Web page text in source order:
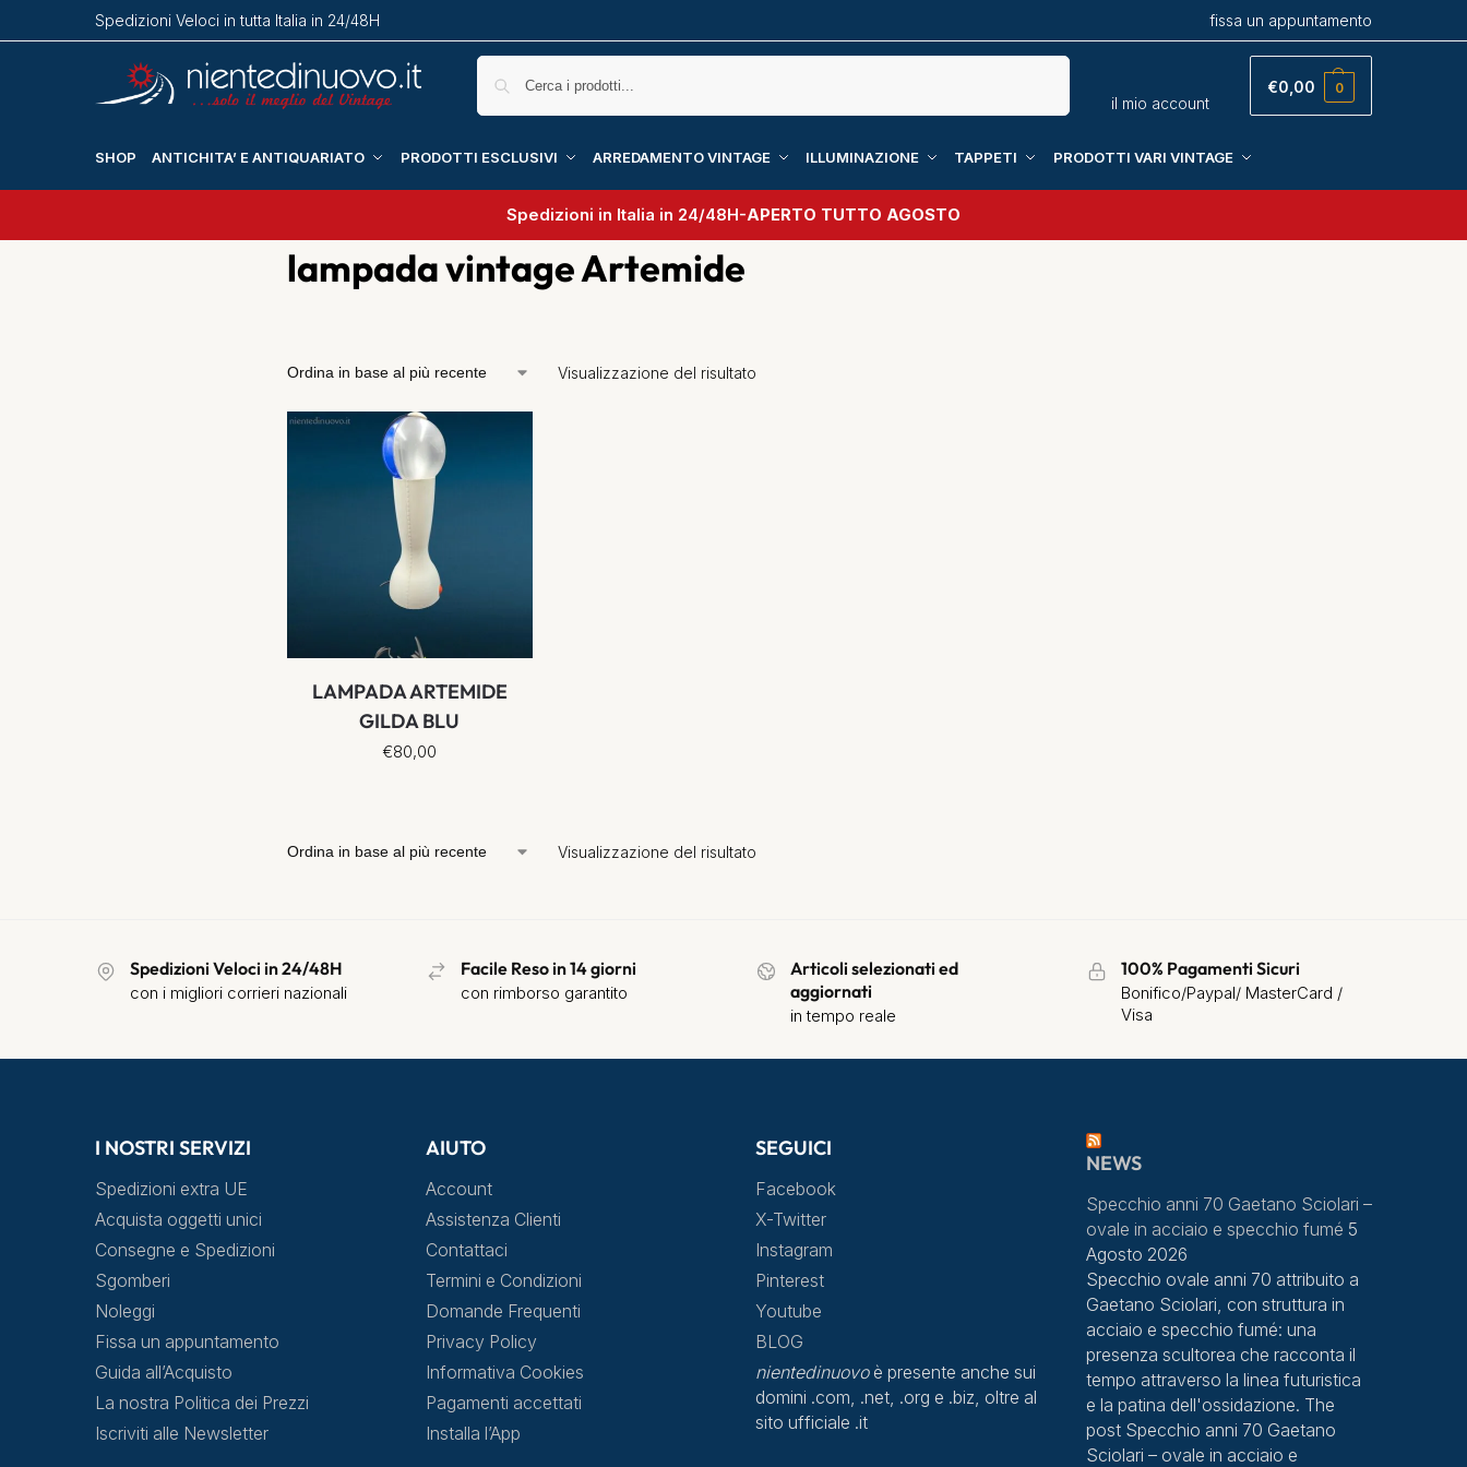
Spedizioni Veloci in tutta Italia in 24/48H fissa un appuntamento
il mio account
€0,00 0
SHOP ANTICHITA’ E ANTIQUARIATO PRODOTTI ESCLUSIVI ARREDAMENTO VINTAGE ILLUMINAZIONE TAPPETI PRODOTTI VARI VINTAGE
Spedizioni in Italia in 24/48H-APERTO TUTTO AGOSTO
lampada vintage Artemide
Visualizzazione del risultato
LAMPADA ARTEMIDE
GILDA BLU
€80,00
Visualizzazione del risultato
Spedizioni Veloci in 24/48H
con i migliori corrieri nazionali
Facile Reso in 14 giorni
con rimborso garantito
Articoli selezionati ed
aggiornati
in tempo reale
100% Pagamenti Sicuri
Bonifico/Paypal/ MasterCard /
Visa
I NOSTRI SERVIZI
Spedizioni extra UE
Acquista oggetti unici
Consegne e Spedizioni
Sgomberi
Noleggi
Fissa un appuntamento
Guida all’Acquisto
La nostra Politica dei Prezzi
Iscriviti alle Newsletter
AIUTO
Account
Assistenza Clienti
Contattaci
Termini e Condizioni
Domande Frequenti
Privacy Policy
Informativa Cookies
Pagamenti accettati
Installa l’App
SEGUICI
Facebook
X-Twitter
Instagram
Pinterest
Youtube
BLOG
nientedinuovoè presente anche sui
domini .com, .net, .org e .biz, oltre al
sito ufficiale .it
NEWS
Specchio anni 70 Gaetano Sciolari –
ovale in acciaio e specchio fumé 5
Agosto 2026
Specchio ovale anni 70 attribuito a
Gaetano Sciolari, con struttura in
acciaio e specchio fumé: una
presenza scultorea che racconta il
tempo attraverso la linea futuristica
e la patina dell'ossidazione. The
post Specchio anni 70 Gaetano
Sciolari – ovale in acciaio e